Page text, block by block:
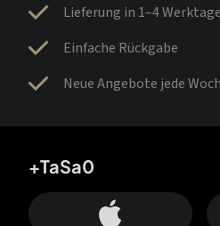
Lieferung in 1–4
Einfache Rückgabe
Neue Angebote jede
+TaSa0